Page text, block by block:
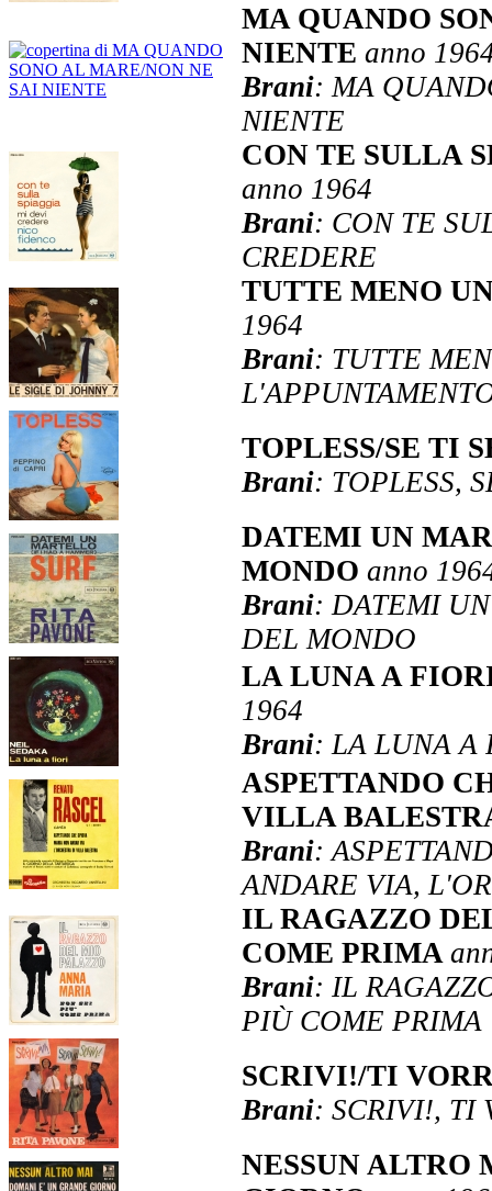
MA QUANDO
NIENTE anno
Brani: MA
NIENTE
CON TE SULLA
anno 1964
Brani: CON TE
CREDERE
TUTTE MENO
1964
Brani: TUTTE
TOPLESS/SE TI
Brani: TOPLESS,
DATEMI UN
MONDO anno
Brani: DATEMI
DEL MONDO
LA LUNA A
1964
Brani: LA LUNA A
ASPETTANDO
VILLA
Brani:
ANDARE VIA,
IL RAGAZZO
COME PRIMA
Brani: IL
PIÙ COME PRIMA
SCRIVI!/TI
Brani: SCRIVI!, TI
NESSUN